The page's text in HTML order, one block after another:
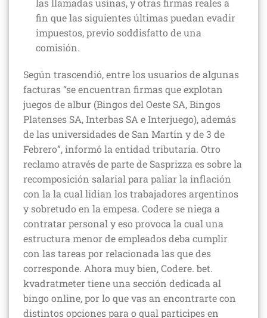
fin que las siguientes últimas puedan evadir
impuestos, previo soddisfatto de una
comisión.
Según trascendió, entre los usuarios de algunas
facturas “se encuentran firmas que explotan
juegos de albur (Bingos del Oeste SA, Bingos
Platenses SA, Interbas SA e Interjuego), además
de las universidades de San Martín y de 3 de
Febrero”, informó la entidad tributaria. Otro
reclamo através de parte de Sasprizza es sobre la
recomposición salarial para paliar la inflación
con la la cual lidian los trabajadores argentinos
y sobretudo en la empesa. Codere se niega a
contratar personal y eso provoca la cual una
estructura menor de empleados deba cumplir
con las tareas por relacionada las que des
corresponde. Ahora muy bien, Codere. bet.
kvadratmeter tiene una sección dedicada al
bingo online, por lo que vas an encontrarte con
distintos opciones para o qual participes en